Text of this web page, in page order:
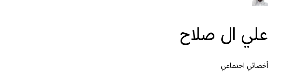
علي ال صلاح
أخصائي اجتماعي